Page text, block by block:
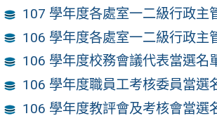
107 學年度各處室一二級行政主
106 學年度各處室一二級行政主
106 學年度校務會議代表當選名
106 學年度職員工考核委員當選
106 學年度教評會及考核會當選